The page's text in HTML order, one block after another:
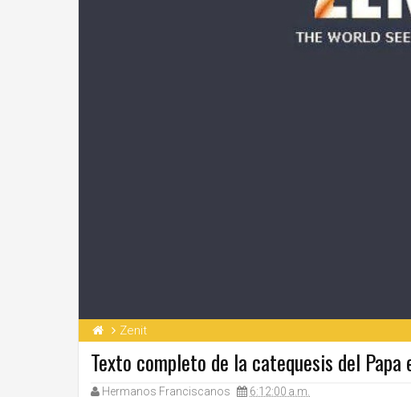
Zenit
Texto completo de la catequesis del
Hermanos Franciscanos 6:12:00 a.m.